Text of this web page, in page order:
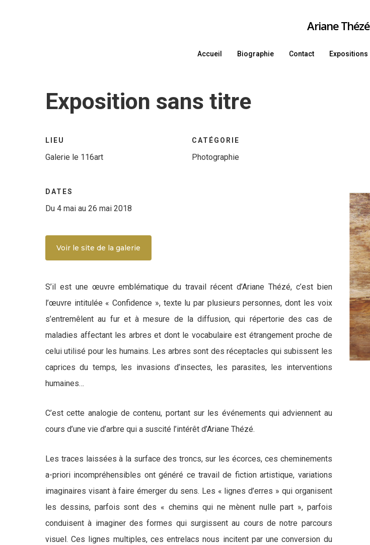
Ariane Thézé
Accueil Biographie Contact Expositions
Exposition sans titre
LIEU
Galerie le 116art
DATES
Du 4 mai au 26 mai 2018
Voir le site de la galerie
CATÉGORIE
Photographie
S’il est une œuvre emblématique du travail récent d’Ariane Thézé, c’est bien
l’œuvre intitulée « Confidence », texte lu par plusieurs personnes, dont les voix
s’entremêlent au fur et à mesure de la diffusion, qui répertorie des cas de
maladies affectant les arbres et dont le vocabulaire est étrangement proche de
celui utilisé pour les humains. Les arbres sont des réceptacles qui subissent les
caprices du temps, les invasions d’insectes, les parasites, les interventions
humaines…
C’est cette analogie de contenu, portant sur les événements qui adviennent au
cours d’une vie d’arbre qui a suscité l’intérêt d’Ariane Thézé.
Les traces laissées à la surface des troncs, sur les écorces, ces cheminements
a-priori incompréhensibles ont généré ce travail de fiction artistique, variations
imaginaires visant à faire émerger du sens. Les « lignes d’erres » qui organisent
les dessins, parfois sont des « chemins qui ne mènent nulle part », parfois
conduisent à imaginer des formes qui surgissent au cours de notre parcours
visuel. Ces lignes multiples, ces entrelacs nous incitent par une conversion du
photographie numérique, 25 x 42 cm